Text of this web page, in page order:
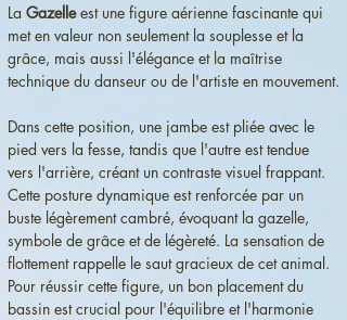
La Gazelle est une figure aérienne fascinante qui
met en valeur non seulement la souplesse et la
grâce, mais aussi l'élégance et la maîtrise
technique du danseur ou de l'artiste en mouvement.
Dans cette position, une jambe est pliée avec le
pied vers la fesse, tandis que l'autre est tendue
vers l'arrière, créant un contraste visuel frappant.
Cette posture dynamique est renforcée par un
buste légèrement cambré, évoquant la gazelle,
symbole de grâce et de légèreté. La sensation de
flottement rappelle le saut gracieux de cet animal.
Pour réussir cette figure, un bon placement du
bassin est crucial pour l'équilibre et l'harmonie